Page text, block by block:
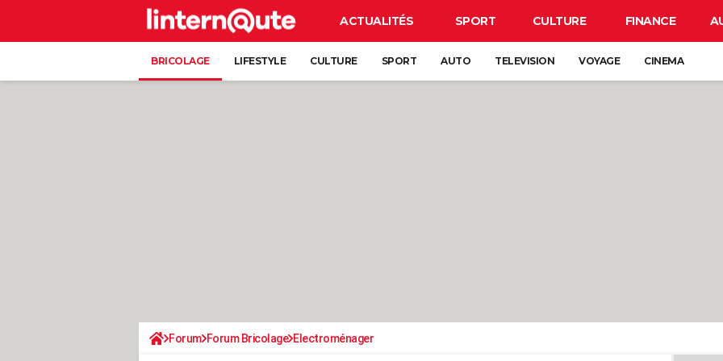
ACTUALITÉS SPORT CULTURE FINANCE
BRICOLAGE LIFESTYLE CULTURE SPORT AUTO TELEVISION VOYAGE CINEMA
Forum Forum Bricolage Electroménager